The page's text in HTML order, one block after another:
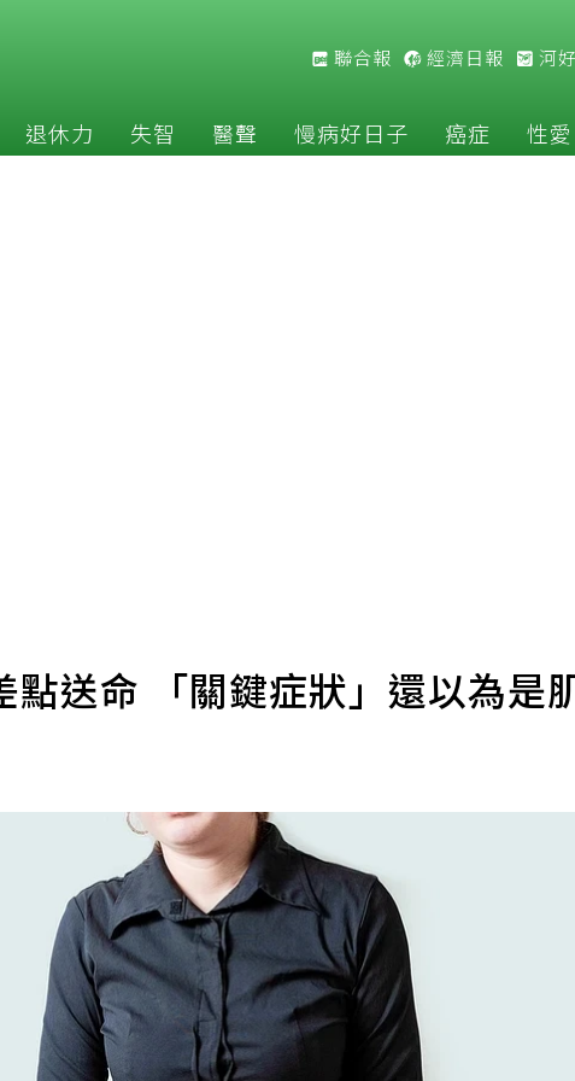
聯合報 經濟日報 河
退休力 失智 醫聲 慢病好日子 癌症 性愛
點送命 「關鍵症狀」還以為是